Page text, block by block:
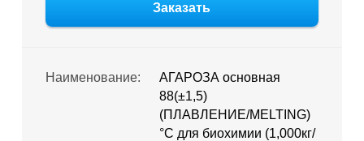
Заказать
Наименование:
АГАРОЗА основная
88(±1,5)
(ПЛАВЛЕНИЕ/MELTING)
°C для биохимии (1,000кг/